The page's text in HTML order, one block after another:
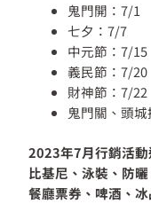
鬼門開：7/1
七夕：7/7
中元節：7/15
義民節：7/20
財神節：7/22
鬼門關、頭
2023年7月行銷活動
比基尼、泳裝、防
餐廳票券、啤酒、冰